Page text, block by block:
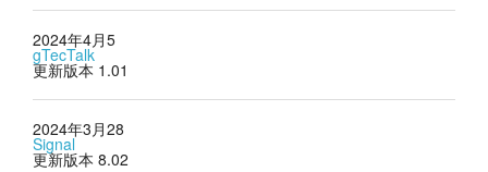
2024年4月5
gTecTalk
更新版本 1.01
2024年3月28
Signal
更新版本 8.02